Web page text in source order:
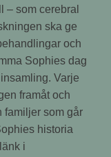
– som cerebral
ska ge
och
Sophies dag
Varje
framåt och
familjer som går
historia
i